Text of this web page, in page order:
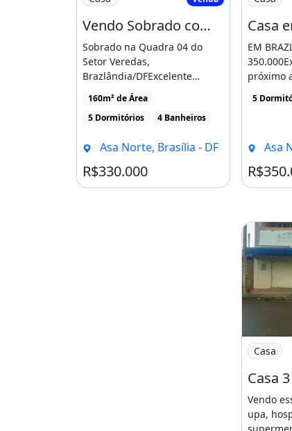
Fácil acesso de entrada e saída
Agende uma visita!
Fran Alves
Temos correspondente
fazemos a sua aprovação junto
*Fazemos avaliação gratuita do
Vendo Sobrado com 02 Residências, Qd 04 do Setor Veredas, Brazlândia/Df
Sobrado na Quadra 04 do
Setor Veredas,
Brazlândia/DFExcelente
oportunidade para
investidor02 ResidênciasParte
[...]
160m² de Área
5 Dormitórios
4 Banheiros
Asa Norte, Brasília - DF
R$330.000
EM
próximo
5
Asa
Casa
Casa
Vendo
upa,